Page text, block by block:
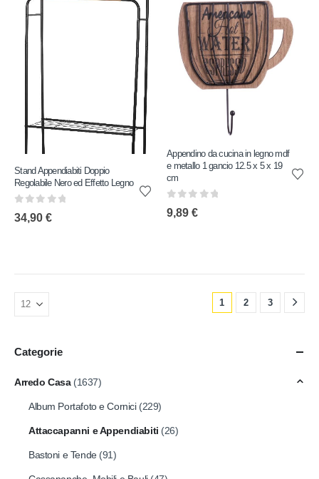
Stand Appendiabiti Doppio
Regolabile Nero ed Effetto Legno
0 out of 5
34,90 €
Appendino da cucina in legno mdf
e metallo 1 gancio 12.5 x 5 x 19
cm
0 out of 5
9,89 €
1 2 3
Categorie
Arredo Casa (1637)
Album Portafoto e Cornici (229)
Attaccapanni e Appendiabiti (26)
Bastoni e Tende (91)